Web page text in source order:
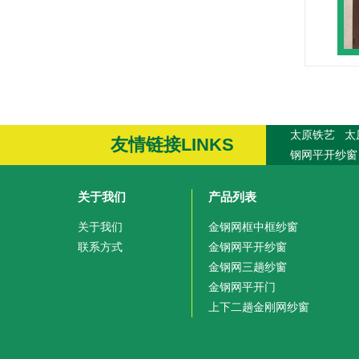
友情链接LINKS 太原铁艺
太
钢网平开纱窗
关于我们
关于我们
联系方式
产品列表
金钢网框中框纱窗
金钢网平开纱窗
金钢网三趟纱窗
金钢网平开门
上下二趟金刚网纱窗